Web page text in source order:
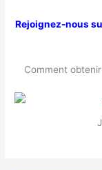
Rejoignez-nous
Comment